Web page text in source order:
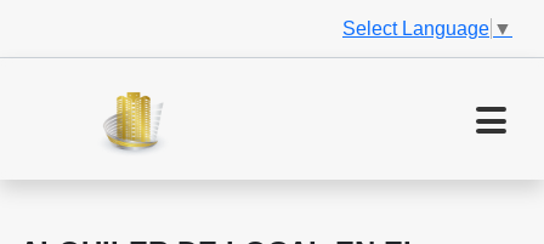
Select Language ▼